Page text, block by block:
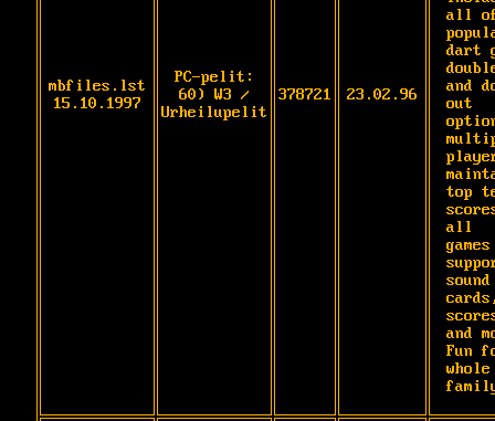
mbfiles.lst
15.10.1997
PC-pelit:
60) W3 /
Urheilupelit
378721 23.02.96
all
dart
and
out
top
all
sound
and
Fun
whole